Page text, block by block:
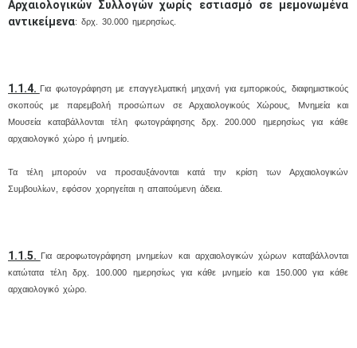
Αρχαιολογικών Συλλογών χωρίς εστιασμό σε μεμονωμένα
αντικείμενα: δρχ. 30.000 ημερησίως.
1.1.4. Για φωτογράφηση με επαγγελματική μηχανή για εμπορικούς, διαφημιστικούς
σκοπούς με παρεμβολή προσώπων σε Αρχαιολογικούς Χώρους, Μνημεία και
Μουσεία καταβάλλονται τέλη φωτογράφησης δρχ. 200.000 ημερησίως για κάθε
αρχαιολογικό χώρο ή μνημείο.
Τα τέλη μπορούν να προσαυξάνονται κατά την κρίση των Αρχαιολογικών
Συμβουλίων, εφόσον χορηγείται η απαιτούμενη άδεια.
1.1.5. Για αεροφωτογράφηση μνημείων και αρχαιολογικών χώρων καταβάλλονται
κατώτατα τέλη δρχ. 100.000 ημερησίως για κάθε μνημείο και 150.000 για κάθε
αρχαιολογικό χώρο.